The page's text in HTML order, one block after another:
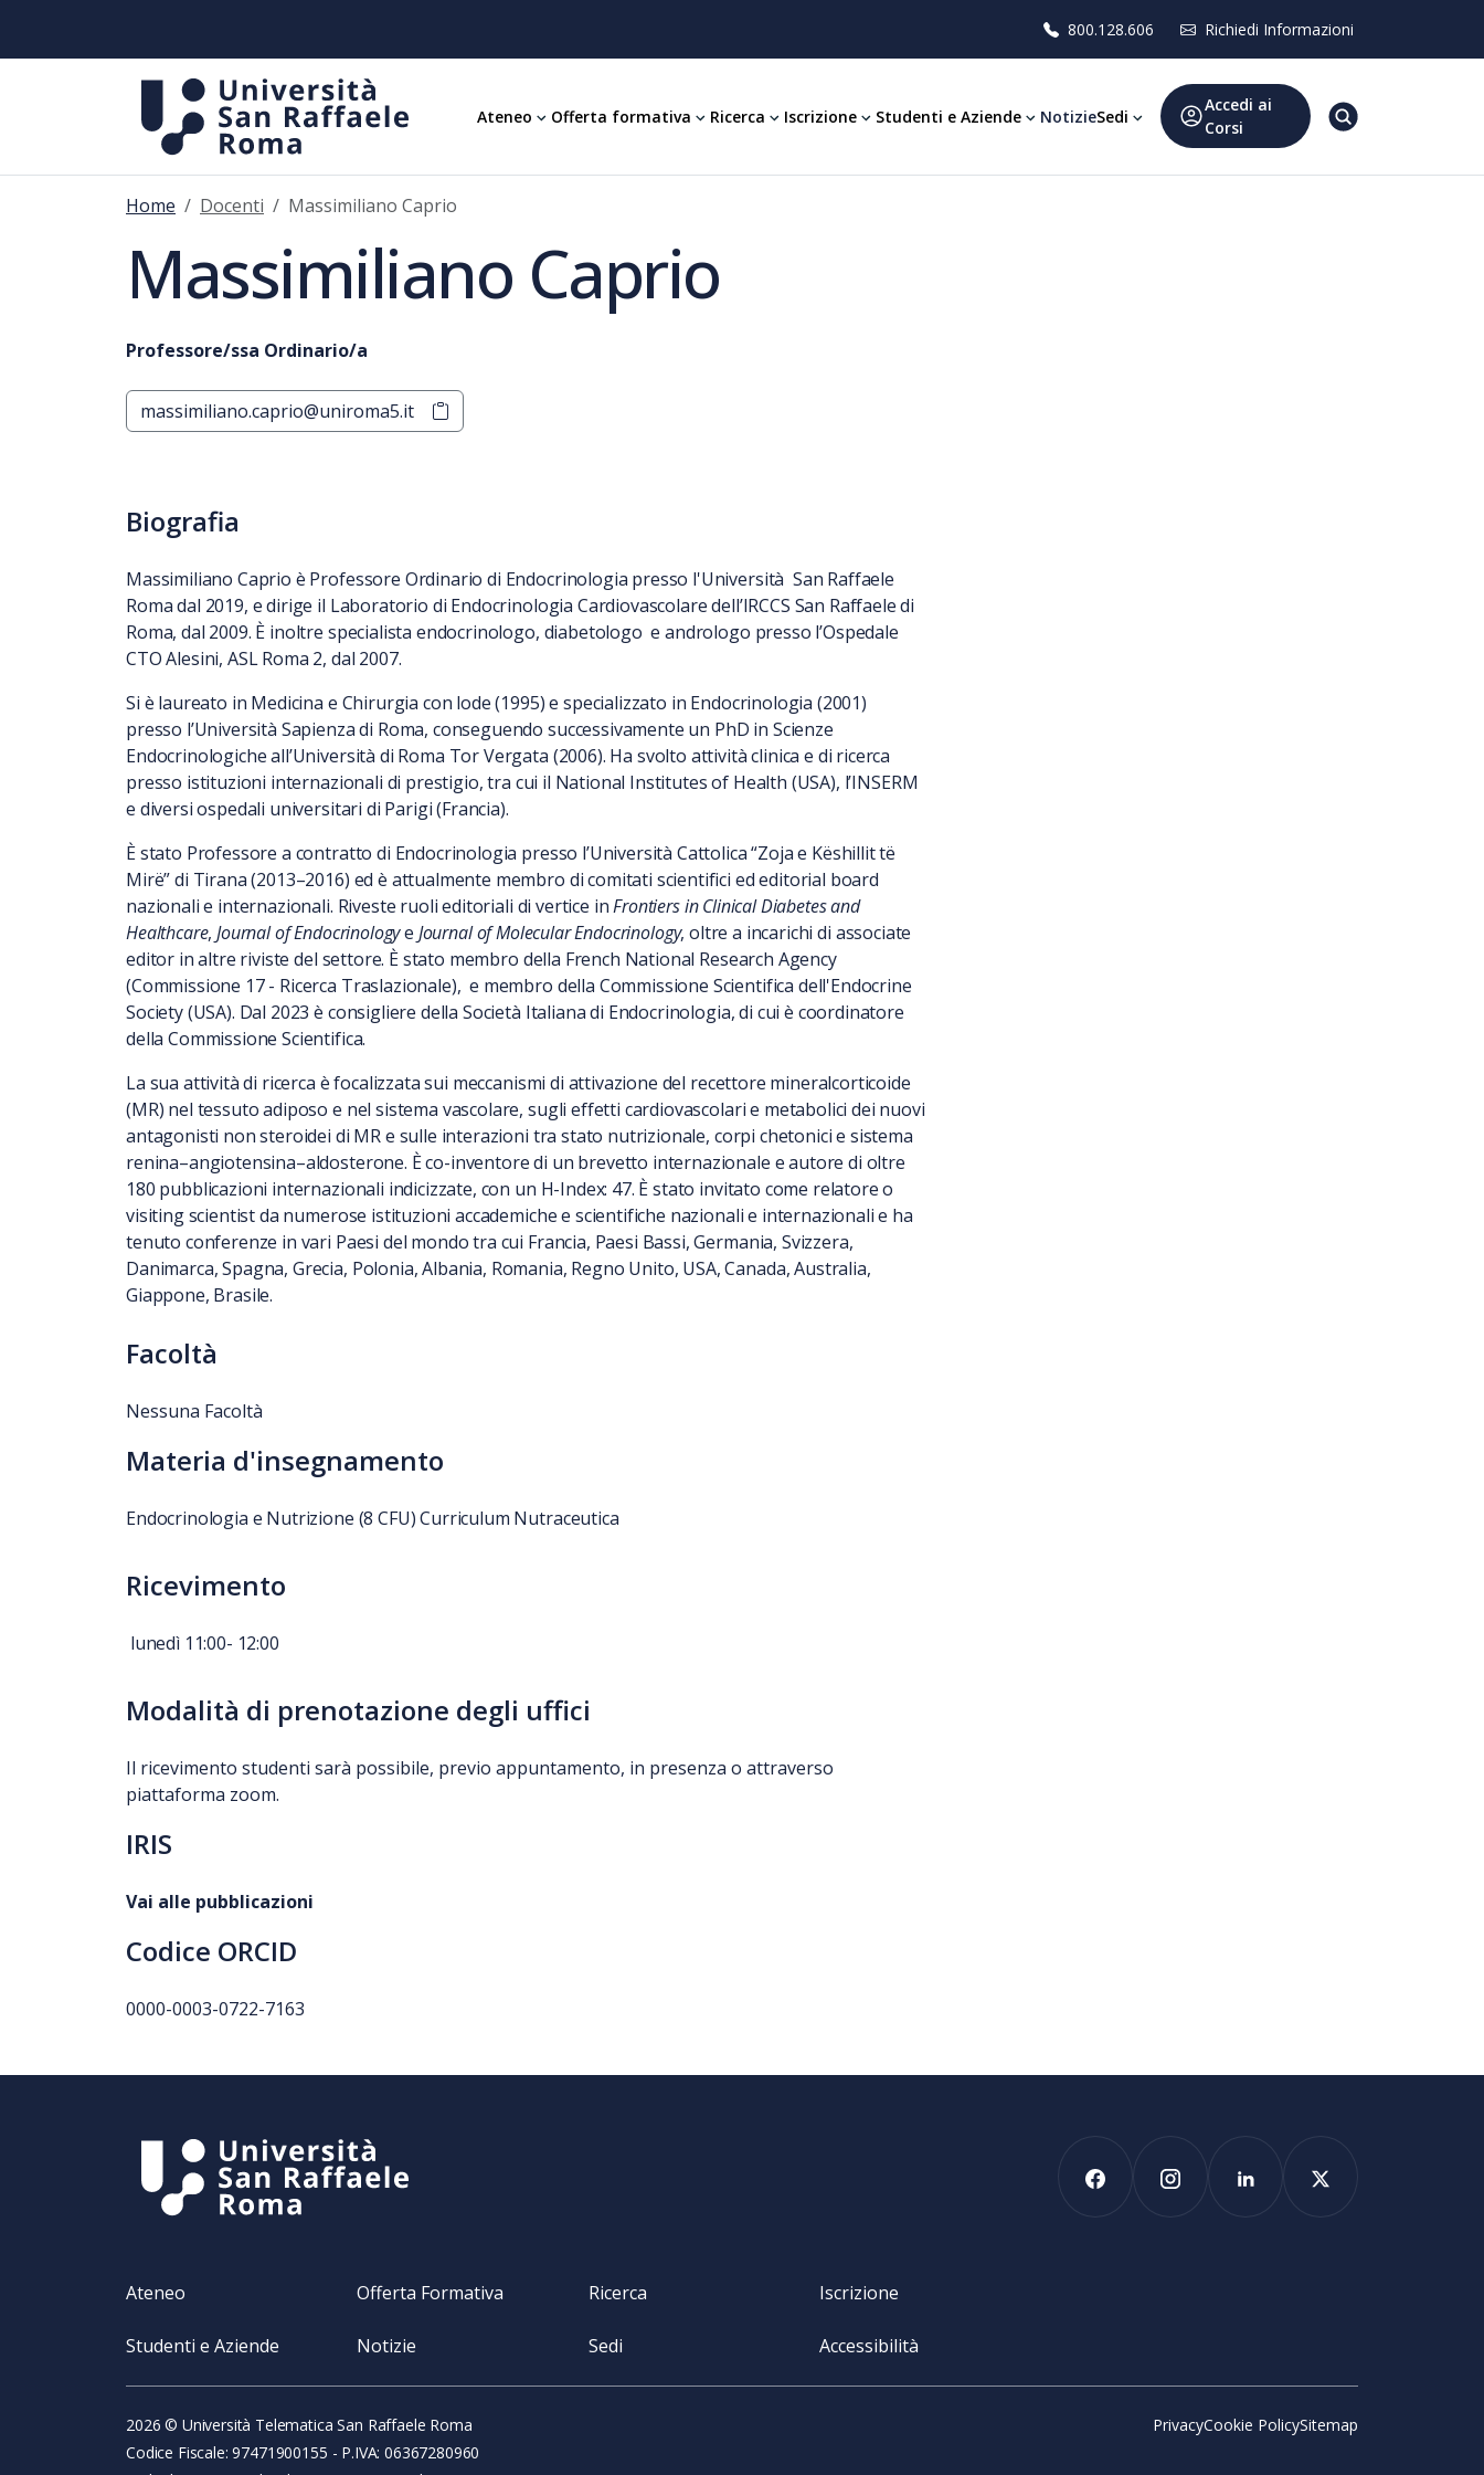
800.128.606 Richiedi Informazioni
Ateneo Offerta formativa Ricerca Iscrizione Studenti e Aziende NotizieSedi
Accedi ai
Corsi
Home Docenti Massimiliano Caprio
Massimiliano Caprio
Professore/ssa Ordinario/a
massimiliano.caprio@uniroma5.it
Biografia
Massimiliano Caprio è Professore Ordinario di Endocrinologia presso l'Università San Raffaele
Roma dal 2019, e dirige il Laboratorio di Endocrinologia Cardiovascolare dell’IRCCS San Raffaele di
Roma, dal 2009. È inoltre specialista endocrinologo, diabetologo e andrologo presso l’Ospedale
CTO Alesini, ASL Roma 2, dal 2007.
Si è laureato in Medicina e Chirurgia con lode (1995) e specializzato in Endocrinologia (2001)
presso l’Università Sapienza di Roma, conseguendo successivamente un PhD in Scienze
Endocrinologiche all’Università di Roma Tor Vergata (2006). Ha svolto attività clinica e di ricerca
presso istituzioni internazionali di prestigio, tra cui il National Institutes of Health (USA), l’INSERM
e diversi ospedali universitari di Parigi (Francia).
È stato Professore a contratto di Endocrinologia presso l’Università Cattolica “Zoja e Këshillit të
Mirë” di Tirana (2013–2016) ed è attualmente membro di comitati scientifici ed editorial board
nazionali e internazionali. Riveste ruoli editoriali di vertice inFrontiers in Clinical Diabetes and
Healthcare,Journal of Endocrinologye Journal of Molecular Endocrinology, oltre a incarichi di associate
editor in altre riviste del settore. È stato membro della French National Research Agency
(Commissione 17 - Ricerca Traslazionale), e membro della Commissione Scientifica dell'Endocrine
Society (USA). Dal 2023 è consigliere della Società Italiana di Endocrinologia, di cui è coordinatore
della Commissione Scientifica.
La sua attività di ricerca è focalizzata sui meccanismi di attivazione del recettore mineralcorticoide
(MR) nel tessuto adiposo e nel sistema vascolare, sugli effetti cardiovascolari e metabolici dei nuovi
antagonisti non steroidei di MR e sulle interazioni tra stato nutrizionale, corpi chetonici e sistema
renina–angiotensina–aldosterone. È co-inventore di un brevetto internazionale e autore di oltre
180 pubblicazioni internazionali indicizzate, con un H-Index: 47. È stato invitato come relatore o
visiting scientistda numerose istituzioni accademiche e scientifiche nazionali e internazionali e ha
tenuto conferenze in vari Paesi del mondo tra cui Francia, Paesi Bassi, Germania, Svizzera,
Danimarca, Spagna, Grecia, Polonia, Albania, Romania, Regno Unito, USA, Canada, Australia,
Giappone, Brasile.
Facoltà
Nessuna Facoltà
Materia d'insegnamento
Endocrinologia e Nutrizione (8 CFU) Curriculum Nutraceutica
Ricevimento
lunedì 11:00- 12:00
Modalità di prenotazione degli uffici
Il ricevimento studenti sarà possibile, previo appuntamento, in presenza o attraverso
piattaforma zoom.
IRIS
Vai alle pubblicazioni
Codice ORCID
0000-0003-0722-7163
Ateneo Offerta Formativa Ricerca Iscrizione
Studenti e Aziende Notizie Sedi Accessibilità
2026 © Università Telematica San Raffaele Roma
Codice Fiscale: 97471900155 - P.IVA: 06367280960
PrivacyCookie PolicySitemap